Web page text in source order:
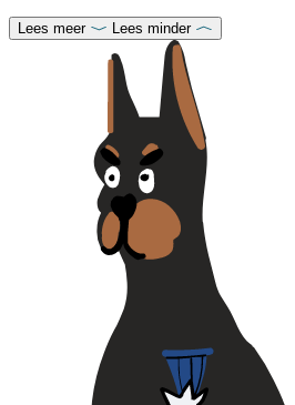
Lees meer Lees minder